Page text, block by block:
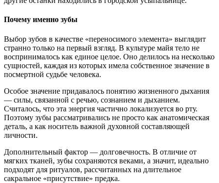
Почему именно зубы
Выбор зубов в качестве «переносимого элемента» выглядит
странно только на первый взгляд. В культуре майя тело не
воспринималось как единое целое. Оно делилось на несколько
сущностей, каждая из которых имела собственное значение в
посмертной судьбе человека.
Особое значение придавалось понятию жизненного дыхания
— силы, связанной с речью, сознанием и дыханием.
Считалось, что эта энергия частично локализуется во рту.
Поэтому зубы рассматривались не просто как анатомическая
деталь, а как носитель важной духовной составляющей
личности.
Дополнительный фактор — долговечность. В отличие от
мягких тканей, зубы сохраняются веками, а значит, идеально
подходят для ритуалов, рассчитанных на длительное
сакральное «присутствие» предка.